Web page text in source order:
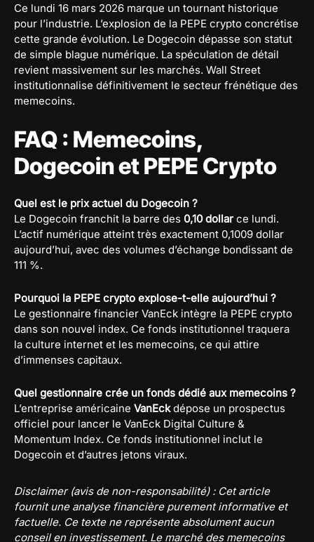
Ce lundi 16 mars 2026 marque un tournant historique
pour l’industrie. L’explosion de la PEPE crypto concrétise
cette grande évolution. Le Dogecoin dépasse son statut
de simple blague numérique. La spéculation de détail
revient massivement sur les marchés. Wall Street
institutionnalise définitivement le secteur frénétique des
memecoins.
FAQ : Memecoins,
Dogecoin et PEPE Crypto
Quel est le prix actuel du Dogecoin ?
Le Dogecoin franchit la barre des 0,10 dollar ce lundi.
L’actif numérique atteint très exactement 0,1009 dollar
aujourd’hui, avec des volumes d’échange bondissant de
111 %.
Pourquoi la PEPE crypto explose-t-elle aujourd’hui ?
Le gestionnaire financier VanEck intègre la PEPE crypto
dans son nouvel index. Ce fonds institutionnel traquera
la culture internet et les memecoins, ce qui attire
d’immenses capitaux.
Quel gestionnaire crée un fonds dédié aux memecoins ?
L’entreprise américaine VanEckdépose un prospectus
officiel pour lancer le VanEck Digital Culture &
Momentum Index. Ce fonds institutionnel inclut le
Dogecoin et d’autres jetons viraux.
Disclaimer (avis de non-responsabilité) : Cet article
fournit une analyse financière purement informative et
factuelle. Ce texte ne représente absolument aucun
conseil en investissement. Le marché des memecoins